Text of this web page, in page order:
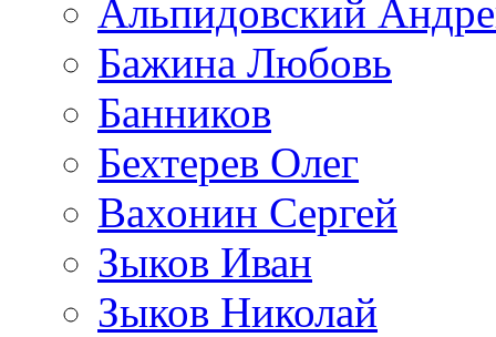
Альпидовский
Бажина Любовь
Банников
Бехтерев Олег
Вахонин Сергей
Зыков Иван
Зыков Николай